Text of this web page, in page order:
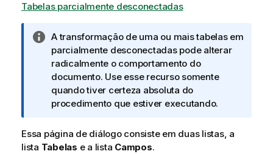
Tabelas parcialmente desconectadas
N
o
t
a
i
n
o
r
A transformação de uma ou mais tabelas em
parcialmente desconectadas pode alterar
radicalmente o comportamento do
documento. Use esse recurso somente
quando tiver certeza absoluta do
procedimento que estiver executando.
Essa página de diálogo consiste em duas listas, a
lista Tabelas e a lista Campos.